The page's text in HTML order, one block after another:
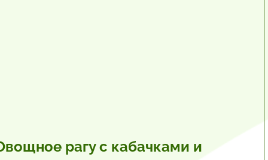
рагу с кабачками и